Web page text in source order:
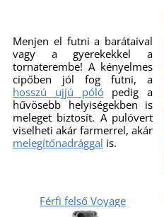
Menjen el futni a barátaival
vagy a gyerekekkel a
tornaterembe! A kényelmes
cipőben jól fog futni, a
hosszú ujjú pólópedig a
hűvösebb helyiségekben is
meleget biztosít. A pulóvert
viselheti akár farmerrel, akár
melegítőnadrággal is.
Férfi felső Voyage